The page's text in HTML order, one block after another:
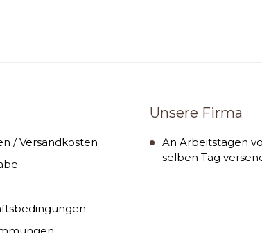
/ Versandkosten
Unsere Firma
An Arbeitstagen
selben Tag